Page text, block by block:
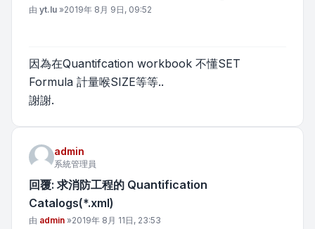
文章
由 yt.lu »2019年 8月 9日, 09:52
因為在Quantifcation workbook 不懂SET
Formula 計量喉SIZE等等..
謝謝.
admin
系統管理員
回覆: 求消防工程的 Quantification
Catalogs(*.xml)
文章
由 admin »2019年 8月 11日, 23:53